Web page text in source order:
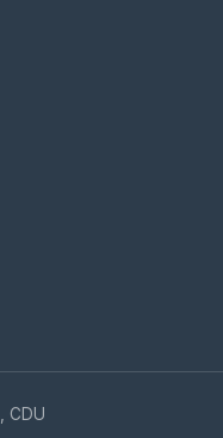
, CDU